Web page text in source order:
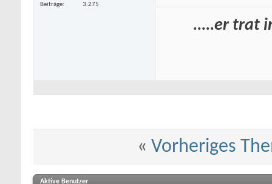
Beiträge
3.275
.....er trat
« Vorheriges
Aktive Benutzer